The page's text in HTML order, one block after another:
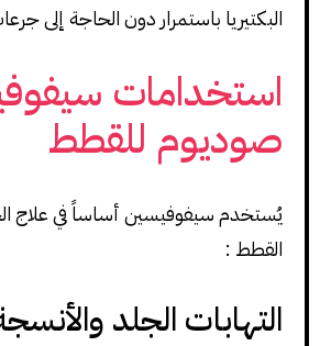
البكتيريا باستمرار دون الحاجة إلى
استخدامات
صوديوم للقطط
يُستخدم سيفوفيسين أساساً في علاج
القطط :
التهابات الجلد